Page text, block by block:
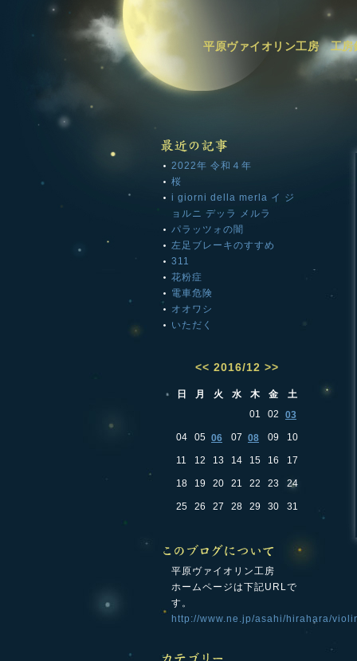
平原ヴァイオリン工房 工
2022年 令和４年
桜
i giorni della merla イ ジ
ョルニ デッラ メルラ
パラッツォの闇
左足ブレーキのすすめ
311
花粉症
電車危険
オオワシ
いただく
<< 2016/12 >>
日 月 火 水 木 金
土
01
02
03
04
05 06 07 08 09 10
11 12 13 14 15 16 17
18 19 20 21 22 23 24
25 26 27 28 29 30 31
平原ヴァイオリン工房
ホームページは下記URLで
す。
http://www.ne.jp/asahi/hirahara/